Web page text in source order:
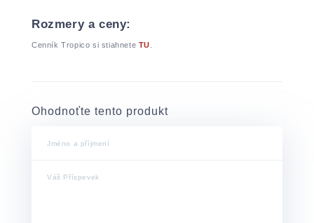
Rozmery a ceny:
Cenník Tropico si stiahnete TU
Ohodnoťte tento produkt